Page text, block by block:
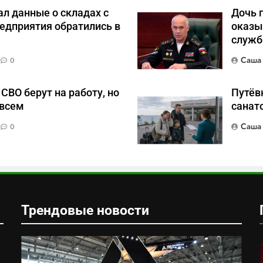
данные о складах с
обратились в
0
Дочь
Саша
берут на работу, но
0
Саша
Трендовые новости